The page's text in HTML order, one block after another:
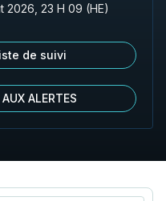
2026, 23 H 09 (HE)
de suivi
ALERTES